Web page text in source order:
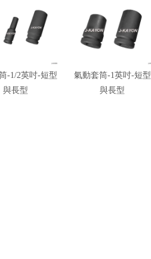
-1/2英吋-短型
與長型
氣動套筒-1英吋-短型
與長型